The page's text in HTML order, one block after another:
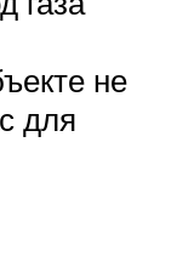
не
для